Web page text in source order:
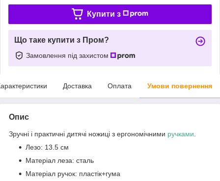
Купити з
Що таке купити з Пром?
Замовлення під захистом
Доставка Оплата Умови повернення
Опис
Зручні і практичні дитячі ножиці з ергономічними ручками
Лезо: 13.5 см
Матеріал леза: сталь
Матеріал ручок: пластік+гума